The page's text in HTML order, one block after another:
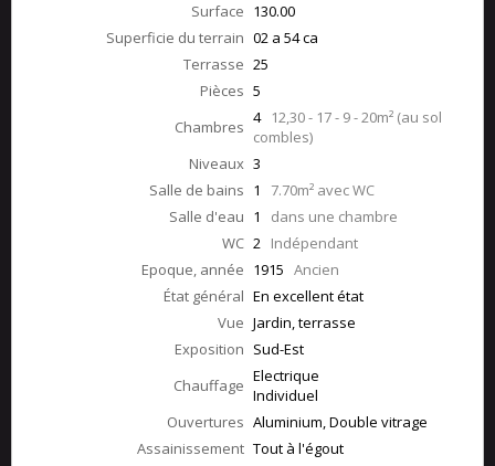
Surface 130.00
Superficie du terrain 02 a 54 ca
Terrasse 25
Pièces 5
Chambres 4 12,30 - 17 - 9 - 20m² (au sol
combles)
Niveaux 3
Salle de bains 1 7.70m² avec WC
Salle d'eau 1 dans une chambre
WC 2 Indépendant
Epoque, année 1915 Ancien
État général En excellent état
Vue Jardin, terrasse
Exposition Sud-Est
Chauffage Electrique
Individuel
Ouvertures Aluminium, Double vitrage
Assainissement Tout à l'égout